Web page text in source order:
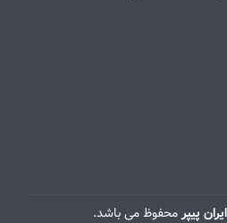
ایران پیپرمحفوظ می باشد.